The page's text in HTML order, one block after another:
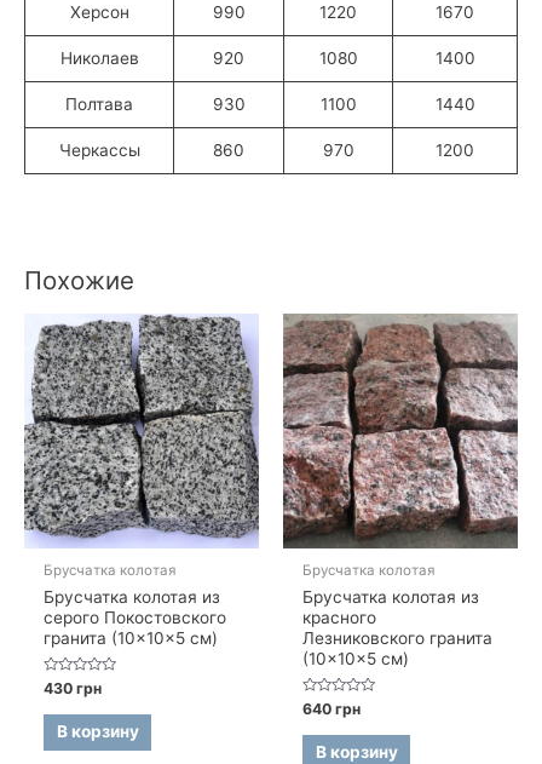
Херсон 990 1220 1670
Николаев 920 1080 1400
Полтава 930 1100 1440
Черкассы 860 970 1200
Похожие
Брусчатка колотая
Брусчатка колотая из
серого Покостовского
гранита (10×10×5 см)
Оценка
0
из
430грн
В корзину
Брусчатка колотая
Брусчатка колотая из
красного
Лезниковского гранита
(10×10×5 см)
Оценка
0
из
640грн
В корзину